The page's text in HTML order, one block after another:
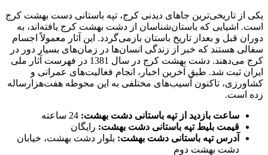
یکی از تاریخی‌ترین جاهای دیدنی کرج، تپه باستانی دست بهشت کرج
است. اشیایی که باستان‌شناسان از دشت بهشت کرج یافته‌اند، به
دوران قبل و بعداز تاریخ باستان بازمی‌گردد. این آثار معمولاً اجسام
سفالی هستند که خبر از زندگی انسان‌ها در زمان‌های بسیار دور در
کرج می‌دهند. دشت بهشت کرج در سال 1381 در فهرست آثار ملی
ایران ثبت شد. طبق آخرین اخبار، انجام فعالیت‌های عمرانی و
کشاورزی، تاکنون آسیب‌های مختلفی به این محوطه هفت‌هزارساله
زده است.
ساعت بازدید از تپه باستانی دشت بهشت:
قیمت بلیط تپه باستانی دشت بهشت: رایگان
آدرس تپه باستانی دشت بهشت: بلوار دشت بهشت، خیابان
دشت بهشت دوم